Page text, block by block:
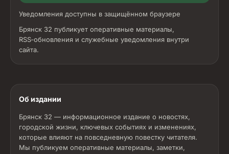
Уведомления доступны в защищённом браузере
Брянск 32 публикует оперативные материалы,
RSS‑обновления и служебные уведомления внутри
сайта.
Об издании
Брянск 32 — информационное издание о новостях,
городской жизни, ключевых событиях и изменениях,
которые влияют на повседневную повестку читателя.
Мы публикуем оперативные материалы, заметки,